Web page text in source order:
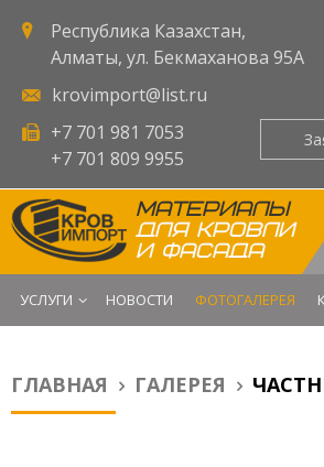
Республика Казахстан,
Алматы, ул. Бекмаханова 95А
krovimport@list.ru
+7 701 981 7053
+7 701 809 9955
МАТЕРИАЛЫ
ДЛЯ КРОВЛИ
И ФАСАДА
УСЛУГИ НОВОСТИ ФОТОГАЛЕРЕЯ
Вы здесь
ГЛАВНАЯ ГАЛЕРЕЯ